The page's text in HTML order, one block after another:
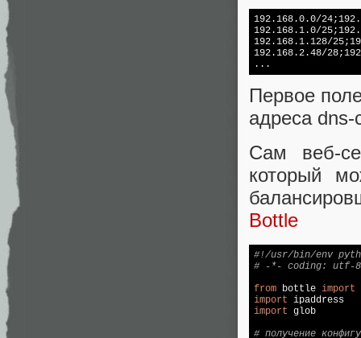
192.168.0.0/
192.168.1.0/
192.168.1.128/
192.168.2.48/
Первое
адреса
Сам веб-
который
Bottle
#!/usr/bin/env
# -*- coding: utf-
from bottle import
import
import glob
# получение